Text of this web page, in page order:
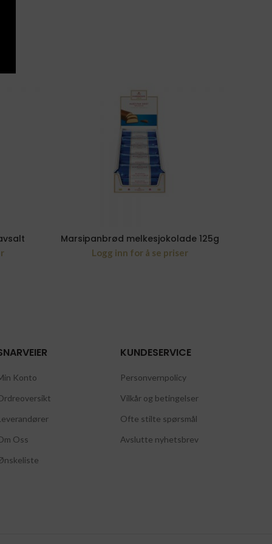
Marsipanbrød melkesjokolade 125g
Logg inn for å se priser
Konto
Oss
KUNDESERVICE
Personvernpolicy
Vilkår og betingelser
Ofte stilte spørsmål
Avslutte nyhetsbrev